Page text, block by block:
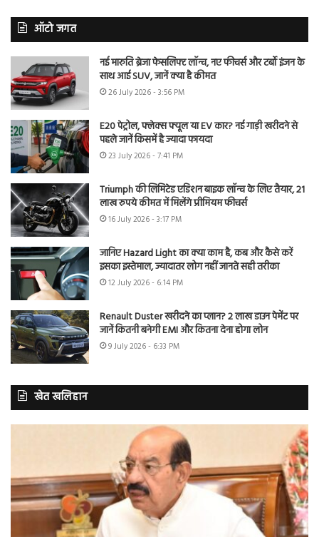
ऑटो जगत
नई मारुति ब्रेजा फेसलिफ्ट लॉन्च, नए फीचर्स और टर्बो इंजन के
साथ आई SUV, जानें क्या है कीमत
26 July 2026 - 3:56 PM
E20 पेट्रोल, फ्लेक्स फ्यूल या EV कार? नई गाड़ी खरीदने से
पहले जानें किसमें है ज्यादा फायदा
23 July 2026 - 7:41 PM
Triumph की लिमिटेड एडिशन बाइक लॉन्च के लिए तैयार, 21
लाख रुपये कीमत में मिलेंगे प्रीमियम फीचर्स
16 July 2026 - 3:17 PM
जानिए Hazard Light का क्या काम है, कब और कैसे करें
इसका इस्तेमाल, ज्यादातर लोग नहीं जानते सही तरीका
12 July 2026 - 6:14 PM
Renault Duster खरीदने का प्लान? 2 लाख डाउन पेमेंट पर
जानें कितनी बनेगी EMI और कितना देना होगा लोन
9 July 2026 - 6:33 PM
खेत खलिहान